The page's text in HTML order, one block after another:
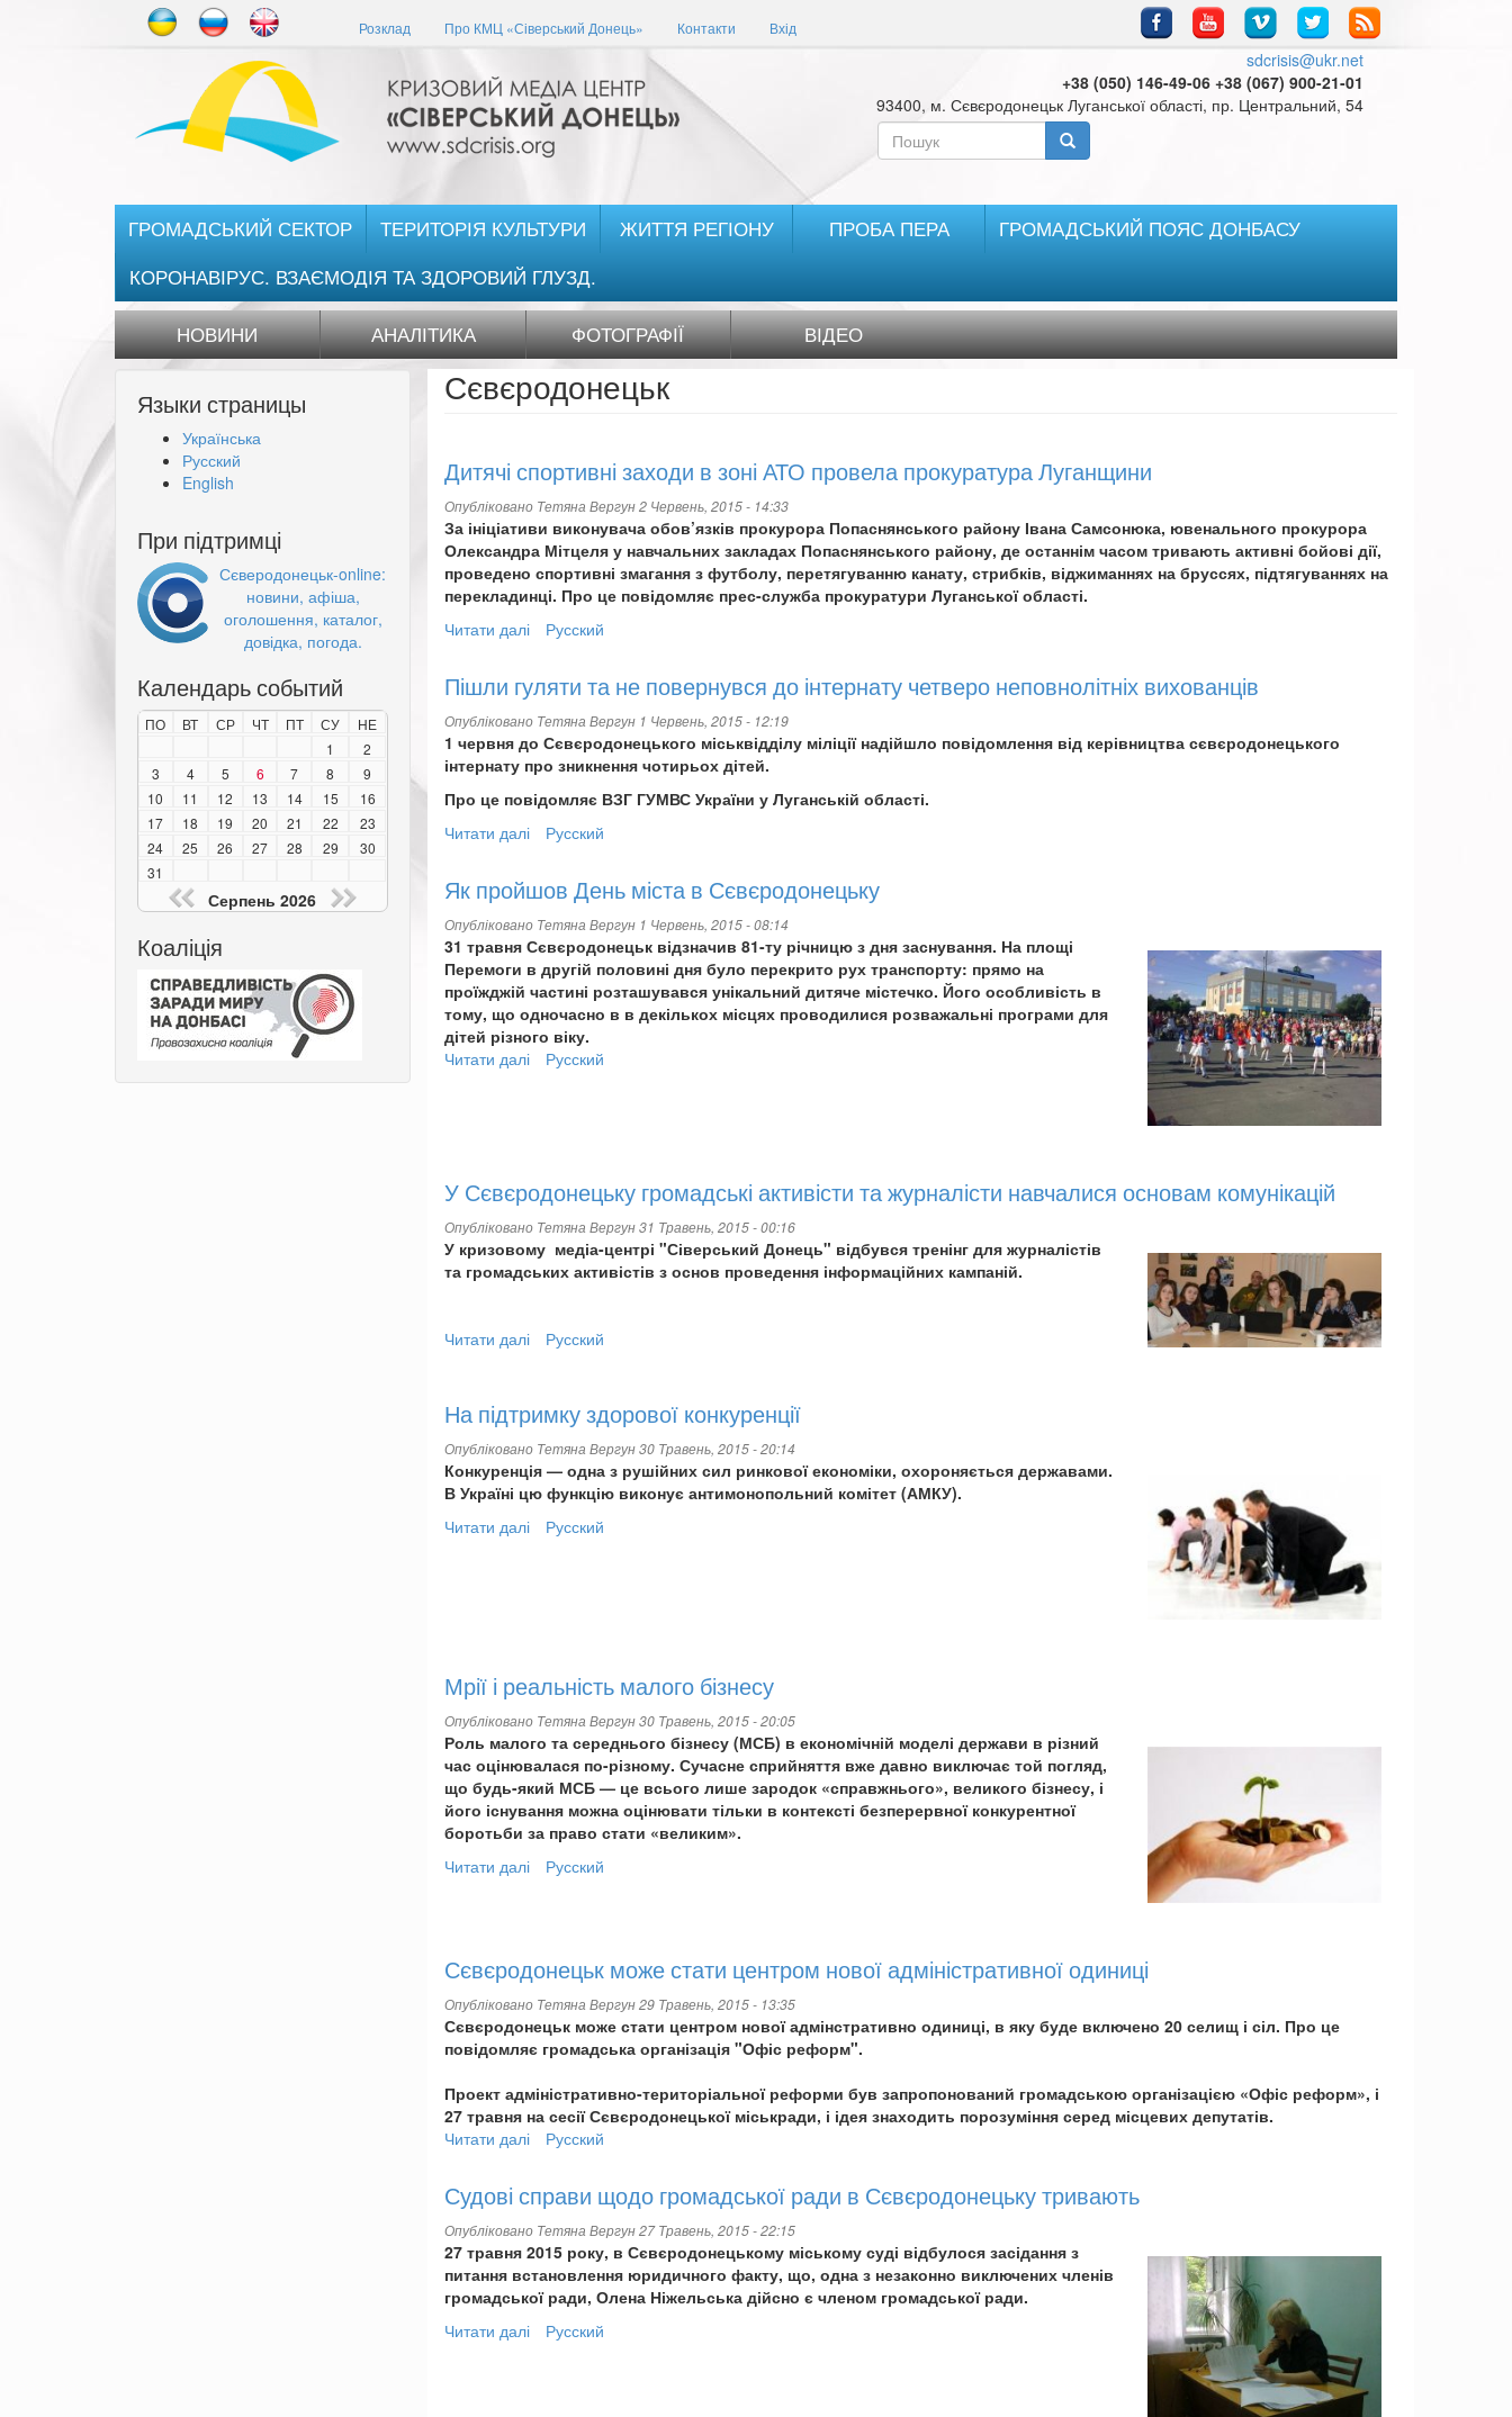
Розклад Про КМЦ «Сіверський Донець» Контакти Вхід
sdcrisis@ukr.net
+38 (050) 146-49-06 +38 (067) 900-21-01
93400, м. Сєвєродонецьк Луганської області, пр. Центральний, 54
Пошукова
форма
ГРОМАДСЬКИЙ СЕКТОР ТЕРИТОРІЯ КУЛЬТУРИ ЖИТТЯ РЕГІОНУ ПРОБА ПЕРА
ГРОМАДСЬКИЙ ПОЯС ДОНБАСУ
КОРОНАВІРУС. ВЗАЄМОДІЯ ТА ЗДОРОВИЙ ГЛУЗД.
НОВИНИ АНАЛІТИКА ФОТОГРАФІЇ ВІДЕО
Языки страницы
Українська
Русский
English
При підтримці
Сєверодонецьк-online:
новини, афіша,
оголошення, каталог,
довідка, погода.
Календарь событий
ПО ВТ СР ЧТ ПТ СУ
НЕ
1
2
3
4 5 6 7 8
9
10
11 12 13 14 15
16
17
18 19 20 21 22
23
24
25 26 27 28 29
30
31
Серпень 2026
Коаліція
Сєвєродонецьк
Дитячі спортивні заходи в зоні АТО провела прокуратура Луганщини
Опубліковано Тетяна Вергун2 Червень, 2015 - 14:33
За ініціативи виконувача обов’язків прокурора Попаснянського району Івана Самсонюка, ювенального прокурора
Олександра Мітцеля у навчальних закладах Попаснянського району, де останнім часом тривають активні бойові дії,
проведено спортивні змагання з футболу, перетягуванню канату, стрибків, віджиманнях на бруссях, підтягуваннях на
перекладинці. Про це повідомляє прес-служба прокуратури Луганської області.
Читати даліпро
заходи
в
зоні
АТО
прокуратура
Луганщини
Русский
Пішли гуляти та не повернувся до інтернату четверо неповнолітніх вихованців
Опубліковано Тетяна Вергун1 Червень, 2015 - 12:19
1 червня до Сєвєродонецького міськвідділу міліції надійшло повідомлення від керівництва сєвєродонецького
інтернату про зникнення чотирьох дітей.
Про це повідомляє ВЗГ ГУМВС України у Луганській області.
Читати даліпро
та
не
повернувся
до
інтернату
четверо
неповнолітніх
вихованців
Русский
Як пройшов День міста в Сєвєродонецьку
Опубліковано Тетяна Вергун1 Червень, 2015 - 08:14
31 травня Сєвєродонецьк відзначив 81-ту річницю з дня заснування. На площі
Перемоги в другій половині дня було перекрито рух транспорту: прямо на
проїжджій частині розташувався унікальний дитяче містечко. Його особливість в
тому, що одночасно в в декількох місцях проводилися розважальні програми для
дітей різного віку.
Читати даліпро
Сєвєродонецьку
Русский
У Сєвєродонецьку громадські активісти та журналісти навчалися основам комунікацій
Опубліковано Тетяна Вергун31 Травень, 2015 - 00:16
У кризовому медіа-центрі "Сіверський Донець" відбувся тренінг для журналістів
та громадських активістів з основ проведення інформаційних кампаній.
Читати даліпро
громадські
активісти
та
журналісти
навчалися
основам
комунікацій
Русский
На підтримку здорової конкуренції
Опубліковано Тетяна Вергун30 Травень, 2015 - 20:14
Конкуренція — одна з рушійних сил ринкової економіки, охороняється державами.
В Україні цю функцію виконує антимонопольний комітет (АМКУ).
Читати даліпроРусский
Мрії і реальність малого бізнесу
Опубліковано Тетяна Вергун30 Травень, 2015 - 20:05
Роль малого та середнього бізнесу (МСБ) в економічній моделі держави в різний
час оцінювалася по-різному. Сучасне сприйняття вже давно виключає той погляд,
що будь-який МСБ — це всього лише зародок «справжнього», великого бізнесу, і
його існування можна оцінювати тільки в контексті безперервної конкурентної
боротьби за право стати «великим».
Читати даліпро
бізнесу
Русский
Сєвєродонецьк може стати центром нової адміністративної одиниці
Опубліковано Тетяна Вергун29 Травень, 2015 - 13:35
Сєвєродонецьк може стати центром нової адмінстративно одиниці, в яку буде включено 20 селищ і сіл. Про це
повідомляє громадська організація "Офіс реформ".
Проект адміністративно-територіальної реформи був запропонований громадською організацією «Офіс реформ», і
27 травня на сесії Сєвєродонецької міськради, і ідея знаходить порозуміння серед місцевих депутатів.
Читати даліпро
стати
центром
нової
адміністративної
одиниці
Русский
Судові справи щодо громадської ради в Сєвєродонецьку тривають
Опубліковано Тетяна Вергун27 Травень, 2015 - 22:15
27 травня 2015 року, в Сєвєродонецькому міському суді відбулося засідання з
питання встановлення юридичного факту, що, одна з незаконно виключених членів
громадської ради, Олена Ніжельська дійсно є членом громадської ради.
Читати даліпроРусский